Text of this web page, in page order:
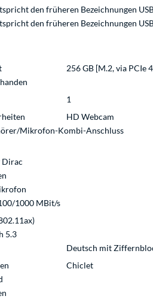
den früheren Bezeichnungen
den früheren Bezeichnungen
256 GB [M.2, via PCIe
1
HD Webcam
Mikrofon-Kombi-Anschluss
Dirac
1000 MBit/s
5.3
Deutsch mit
Chiclet